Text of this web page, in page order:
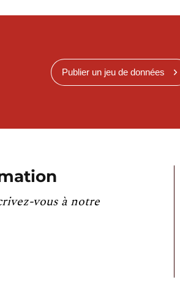
Publier un jeu de données
vous à notre